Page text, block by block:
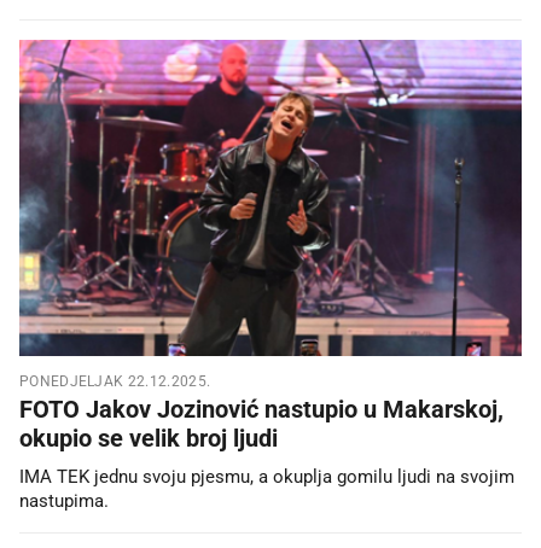
PONEDJELJAK 22.12.2025.
FOTO Jakov Jozinović nastupio u Makarskoj,
okupio se velik broj ljudi
IMA TEK jednu svoju pjesmu, a okuplja gomilu ljudi na svojim
nastupima.